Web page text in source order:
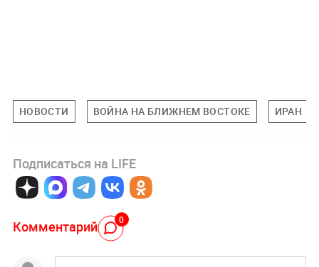
НОВОСТИ ВОЙНА НА БЛИЖНЕМ ВОСТОКЕ ИРАН
Подписаться на LIFE
Комментарий 0